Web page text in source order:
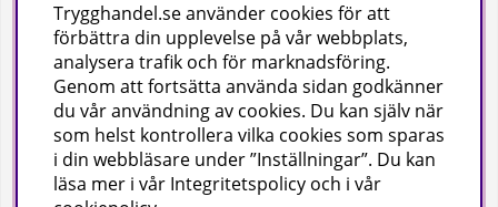
Företagsinformation / hitta till oss
Gilla oss på facebook!
Ta del av inspiration, tävlingar och mycket mer
Trygghandel.se använder cookies för att
förbättra din upplevelse på vår webbplats,
analysera trafik och för marknadsföring.
Genom att fortsätta använda sidan godkänner
du vår användning av cookies. Du kan själv när
som helst kontrollera vilka cookies som sparas
i din webbläsare under ”Inställningar”. Du kan
läsa mer i vår Integritetspolicy och i vår